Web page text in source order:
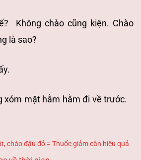
Không chào cũng kiện. Chào
là sao?
xóm mặt hằm hằm đi về trước.
cháo đậu đỏ = Thuốc giảm cân hiệu quả